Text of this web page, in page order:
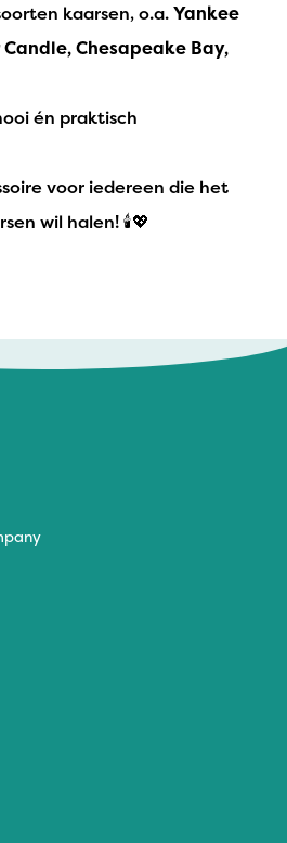
kaarsen, o.a.Yankee
Chesapeake Bay,
én praktisch
voor iedereen die het
wil halen! 🕯️💖